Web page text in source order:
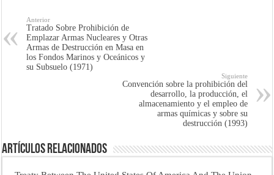
Anterior
Tratado Sobre Prohibición de
Emplazar Armas Nucleares y Otras
Armas de Destrucción en Masa en
los Fondos Marinos y Oceánicos y
su Subsuelo (1971)
Siguiente
Convención sobre la prohibición del
desarrollo, la producción, el
almacenamiento y el empleo de
armas químicas y sobre su
destrucción (1993)
Artículos Relacionados